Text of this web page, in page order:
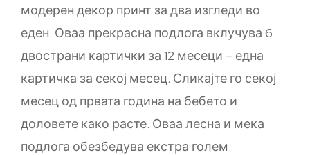
модерен декор принт за два изгледи во
еден. Оваа прекрасна подлога вклучува 6
двострани картички за 12 месеци – една
картичка за секој месец. Сликајте го секој
месец од првата година на бебето и
доловете како расте. Оваа лесна и мека
подлога обезбедува екстра голем